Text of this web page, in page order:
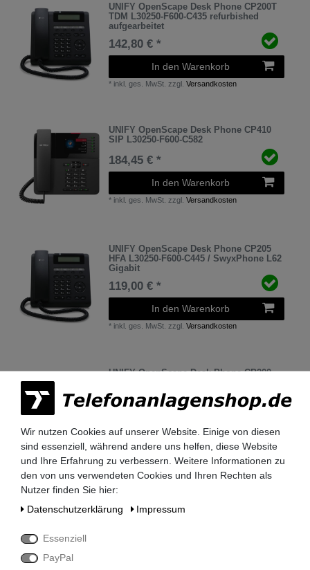
UNIFY OpenScape Desk Phone CP200T
TDM L30250-F600-C435 refurbished
aufgearbeitet
142,80 € *
In den Warenkorb
* inkl. ges. MwSt. zzgl.Versandkosten
UNIFY OpenScape Desk Phone CP410
SIP L30250-F600-C582
184,45 € *
In den Warenkorb
* inkl. ges. MwSt. zzgl.Versandkosten
UNIFY OpenScape Desk Phone CP205
HFA L30250-F600-C445 / SwyxPhone L62
Gigabit
119,00 € *
In den Warenkorb
* inkl. ges. MwSt. zzgl.Versandkosten
UNIFY OpenScape Desk Phone CP200
Zustand
59,50 € *
In den Warenkorb
*inkl. ges. MwSt.zzgl.Versandkosten
UNIFY OpenScape Desk Phone IP35G
HFA L30250-F600-C295 refurbished TOP
Zustand
Wir nutzen Cookies auf unserer Website. Einige von diesen
sind essenziell, während andere uns helfen, diese Website
und Ihre Erfahrung zu verbessern. Weitere Informationen zu
den von uns verwendeten Cookies und Ihren Rechten als
Nutzer finden Sie hier:
Daten­schutz­erklärung
Impressum
Essenziell
PayPal